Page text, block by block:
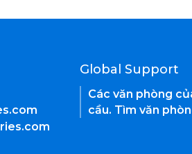
Global Support
Các văn phòng
cầu. Tìm văn